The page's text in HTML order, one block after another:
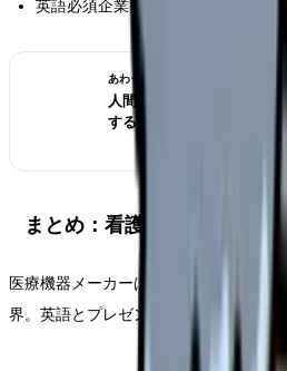
英語必須企業多い
あわせて読みたい
人間関係がつらい看護師
するか職場を変えるか
まとめ：看護師資格を武器に
医療機器メーカーは看護師の経験とス
界。英語とプレゼンを磨けば年収 700